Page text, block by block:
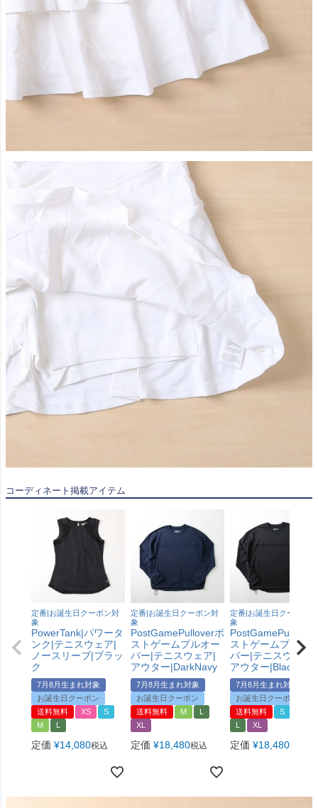
コーディネート掲載アイテム
定番|お誕生日クーポン対
象
PowerTank|パワータ
ンク|テニスウェア|
ノースリーブ|ブラッ
ク
7月8月生まれ対象
お誕生日クーポン
送料無料
XS
S
M
L
定価 ¥14,080税込
定番|お誕生日クーポン対
象
PostGamePulloverポ
ストゲームプルオー
バー|テニスウェア|
アウター|DarkNavy
7月8月生まれ対象
お誕生日クーポン
送料無料
M
L
XL
定価 ¥18,480税込
定番|お誕生日クーポン対
象
PostGamePullover
ストゲームプルオ
バー|テニスウェア|
アウター|Black
7月8月生まれ対象
お誕生日クーポン
送料無料
S
L
XL
定価 ¥18,480